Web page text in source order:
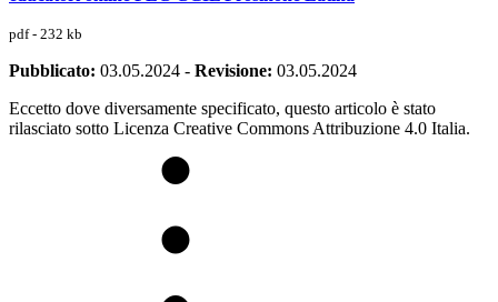
pdf - 232 kb
Pubblicato: 03.05.2024 - Revisione: 03.05.2024
Eccetto dove diversamente specificato, questo articolo è stato
rilasciato sotto Licenza Creative Commons Attribuzione 4.0 Italia.